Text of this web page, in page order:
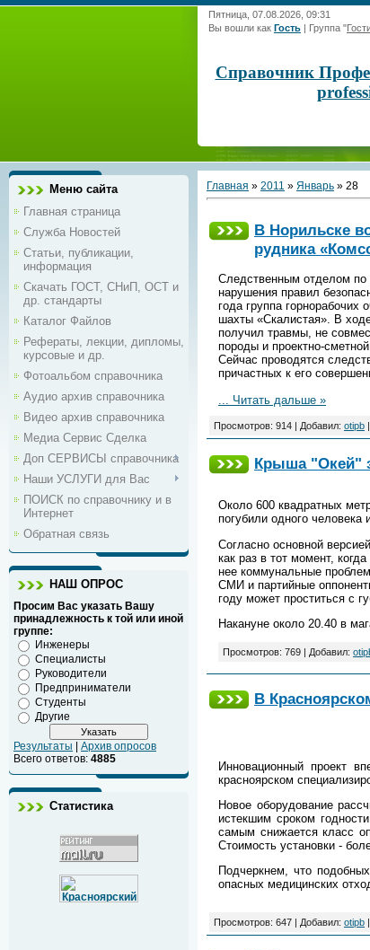
Пятница, 07.08.2026, 09:31
Вы вошли как Гость | Группа "
Справочник
Меню сайта
Главная страница
Служба Новостей
Статьи, публикации,
информация
Скачать ГОСТ, СНиП, ОСТ и
др. стандарты
Каталог Файлов
Рефераты, лекции, дипломы,
курсовые и др.
Фотоальбом справочника
Аудио архив справочника
Видео архив справочника
Медиа Сервис Сделка
Доп СЕРВИСЫ справочника
Наши УСЛУГИ для Вас
ПОИСК по справочнику и в
Интернет
Обратная связь
НАШ ОПРОС
Просим Вас указать Вашу
принадлежность к той или иной
группе:
Инженеры
Специалисты
Руководители
Предприниматели
Студенты
Другие
Результаты
Архив опросов
Всего ответов: 4885
Статистика
Главная » 2011 » Январь » 28
В Норильске
рудника
Следственным отделом по
нарушения правил
года группа горнорабочих
шахты «Скалистая». В
получил травмы, не
породы и проектно-
Сейчас проводятся
причастных к его
... Читать дальше »
Просмотров: 914 | Добавил: otipb
Крыша "Окей"
Около 600 квадратных
погубили одного
Согласно основной
как раз в тот момент,
нее коммунальные
СМИ и партийные
году может проститься с
Накануне около 20.40 в
Просмотров: 769 | Добавил:
В
Инновационный проект
красноярском
Новое оборудование
истекшим сроком
самым снижается класс
Стоимость установки -
Подчеркнем, что
опасных медицинских
Просмотров: 647 | Добавил: otipb